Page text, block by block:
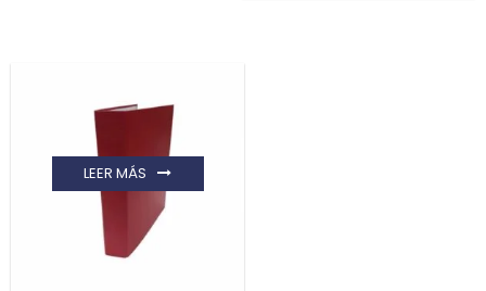
LEER MÁS